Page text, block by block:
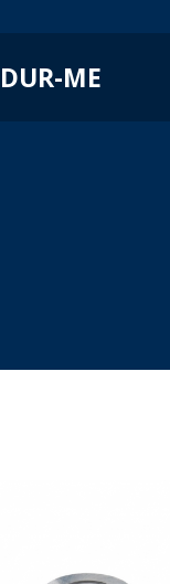
DUR-ME